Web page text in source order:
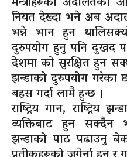
नियत देख्दा भने अब
भन्ने भान हुन
दुरुपयोग हुनु पनि दुखद
देशमा को सुरक्षित हुन
झन्डाको दुरुपयोग
बहस गर्दा लामै हुन्छ ।
राष्ट्रिय गान, राष्ट्रिय
व्यक्तिबाट हुन सक्दैन
झन्डाको पाठ पढाउनु